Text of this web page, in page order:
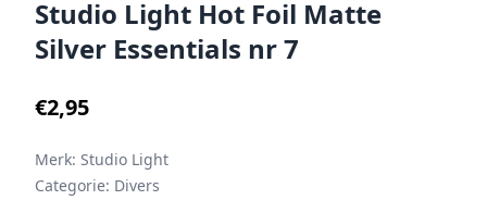
Studio Light Hot Foil Matte
Silver Essentials nr 7
€2,95
Merk: Studio Light
Categorie: Divers